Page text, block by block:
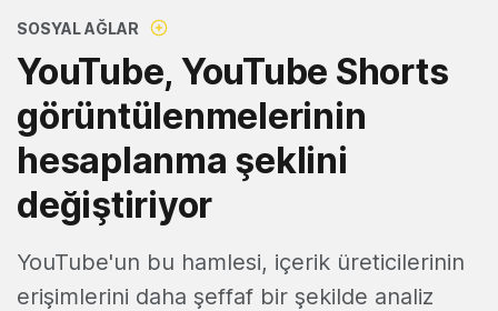
SOSYAL AĞLAR
YouTube, YouTube Shorts
görüntülenmelerinin
hesaplanma şeklini
değiştiriyor
YouTube'un bu hamlesi, içerik üreticilerinin
erişimlerini daha şeffaf bir şekilde analiz